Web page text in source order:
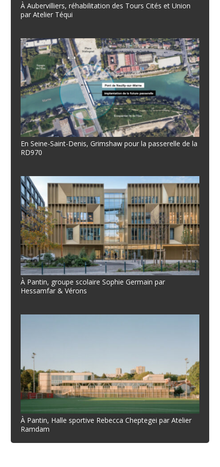
À Aubervilliers, réhabilitation des Tours Cités et Union
par Atelier Téqui
En Seine-Saint-Denis, Grimshaw pour la passerelle de la
RD970
À Pantin, groupe scolaire Sophie Germain par
Hessamfar & Vérons
À Pantin, Halle sportive Rebecca Cheptegei par Atelier
Ramdam